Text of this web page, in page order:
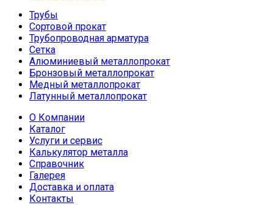
Трубы
Сортовой прокат
Трубопроводная арматура
Сетка
Алюминиевый металлопрокат
Бронзовый металлопрокат
Медный металлопрокат
Латунный металлопрокат
О Компании
Каталог
Услуги и сервис
Калькулятор металла
Справочник
Галерея
Доставка и оплата
Контакты